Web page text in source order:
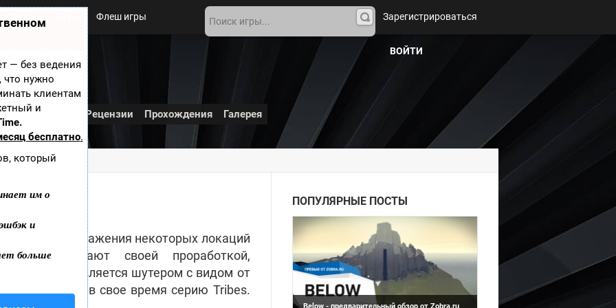
— без ведения
что нужно
клиентам
и
бесплатно.
который
им о
и
больше
Флеш игры
На
йти
Зарегистрироваться
ВОЙТИ
Дополнения Рецензии Прохождения Галерея
экшн-игры
изображения некоторых локаций
поражают своей проработкой,
Проект является шутером с видом от
популярную в свое время серию Tribes.
ПОПУЛЯРНЫЕ ПОСТЫ
Below
Below - предварительный обзор от Zobra.ru